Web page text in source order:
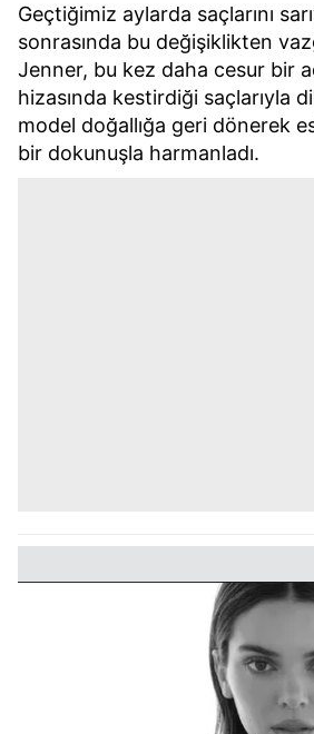
Geçtiğimiz aylarda saçlarını
sonrasında bu değişiklikten
Jenner, bu kez daha cesur bir
hizasında kestirdiği saçlarıyla
model doğallığa geri dönerek
bir dokunuşla harmanladı.